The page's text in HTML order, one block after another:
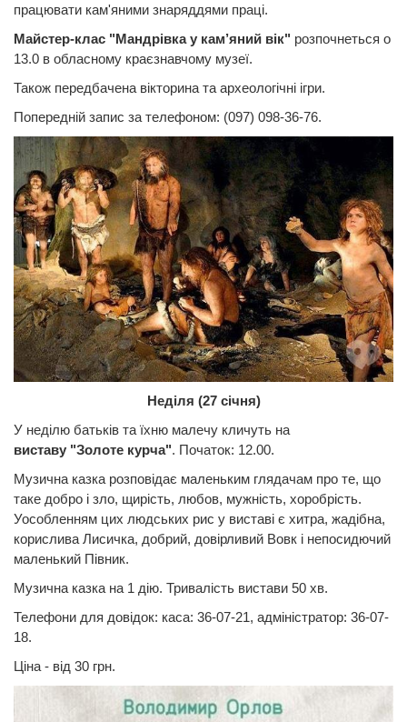
працювати кам'яними знаряддями праці.
Майстер-клас "Мандрівка у кам’яний вік" розпочнеться о
13.0 в обласному краєзнавчому музеї.
Також передбачена вікторина та археологічні ігри.
Попередній запис за телефоном: (097) 098-36-76.
Неділя (27 січня)
У неділю батьків та їхню малечу кличуть на
виставу "Золоте курча". Початок: 12.00.
Музична казка розповідає маленьким глядачам про те, що
таке добро і зло, щирість, любов, мужність, хоробрість.
Уособленням цих людських рис у виставі є хитра, жадібна,
корислива Лисичка, добрий, довірливий Вовк і непосидючий
маленький Півник.
Музична казка на 1 дію. Тривалість вистави 50 хв.
Телефони для довідок: каса: 36-07-21, адміністратор: 36-07-
18.
Ціна - від 30 грн.